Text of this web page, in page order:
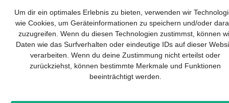
Um dir ein optimales Erlebnis zu bieten, verwenden wir
wie Cookies, um Geräteinformationen zu speichern und/oder
zuzugreifen. Wenn du diesen Technologien zustimmst, können
Daten wie das Surfverhalten oder eindeutige IDs auf dieser
verarbeiten. Wenn du deine Zustimmung nicht erteilst oder
zurückziehst, können bestimmte Merkmale und Funktionen
beeinträchtigt werden.
Entwicklung und Implementierung eines
nachhaltigen Geschäftsmodells sind für jedes
Unternehmen unverzichtbar. Das Business
Model Canvas hilft, sich dabei auf das
Wesentliche zu konzentrieren und stets im Blick
zu behalten, worauf es wirklich ankommt.